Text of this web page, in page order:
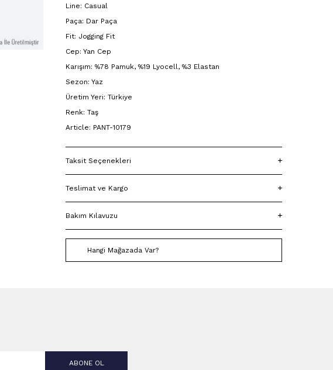
Line: Casual
Paça: Dar Paça
Fit: Jogging Fit
Cep: Yan Cep
Karışım: %78 Pamuk, %19 Lyocell, %3 Elastan
Sezon: Yaz
Üretim Yeri: Türkiye
Renk: Taş
Article: PANT-10179
Taksit Seçenekleri
Teslimat ve Kargo
Bakım Kılavuzu
Hangi Mağazada Var?
ABONE OL